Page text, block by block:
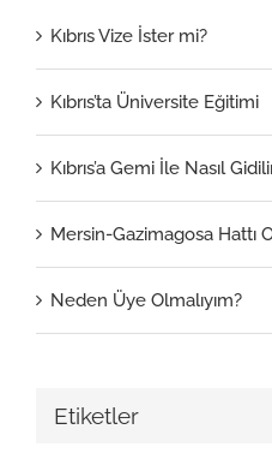
Kıbrıs Vize İster mi?
Kıbrıs’ta Üniversite Eğitimi
Kıbrıs’a Gemi İle Nasıl
Mersin-Gazimagosa Hattı
Neden Üye Olmalıyım?
Etiketler